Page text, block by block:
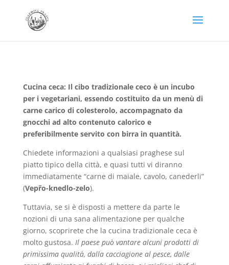
Cucina ceca: Il cibo tradizionale ceco è un incubo
per i vegetariani, essendo costituito da un menù di
carne carico di colesterolo, accompagnato da
gnocchi ad alto contenuto calorico e
preferibilmente servito con birra in quantità.
Chiedete informazioni a qualsiasi praghese sul
piatto tipico della città, e quasi tutti vi diranno
immediatamente “carne di maiale, cavolo, canederli”
(Vepřo-knedlo-zelo).
Tuttavia, se si è disposti a mettere da parte le
nozioni di una sana alimentazione per qualche
giorno, scoprirete che la cucina tradizionale ceca è
molto gustosa. Il paese può vantare alcuni prodotti di
primissima qualità, dalla cacciagione al pesce, dalle